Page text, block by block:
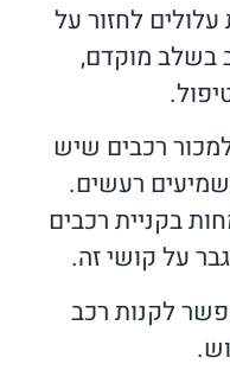
לחזור על
בשלב מוקדם,
רכבים שיש
רעשים.
בקניית רכבים
על קושי זה.
לקנות רכב